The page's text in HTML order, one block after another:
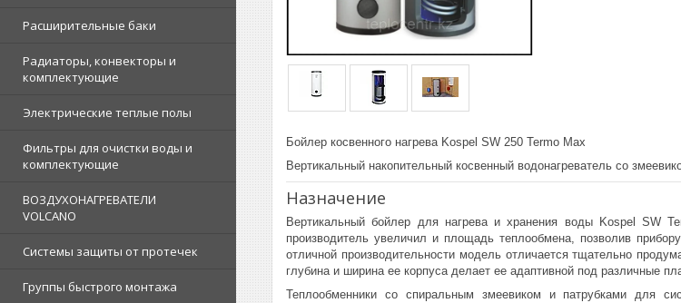
Расширительные баки
Радиаторы, конвекторы и
комплектующие
Электрические теплые полы
Фильтры для очистки воды и
комплектующие
ВОЗДУХОНАГРЕВАТЕЛИ
VOLCANO
Системы защиты от протечек
Группы быстрого монтажа
Бойлер косвенного нагрева Kospel SW 250 Termo Max
Вертикальный накопительный косвенный водонагреватель со
Назначение
Вертикальный бойлер для нагрева и хранения воды Kospel SW
производитель увеличил и площадь теплообмена, позволив
отличной производительности модель отличается тщательно
глубина и ширина ее корпуса делает ее адаптивной под различные
Теплообменники со спиральным змеевиком и патрубками для